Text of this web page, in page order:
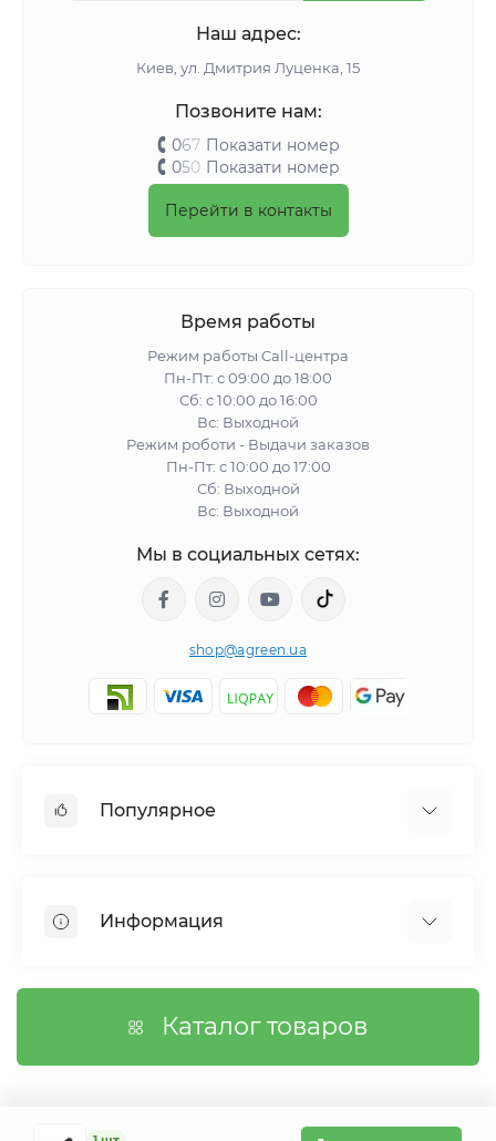
Наш адрес:
Киeв, ул. Дмитрия Луценка, 15
Позвоните нам:
067 Показати номер
050 Показати номер
Перейти в контакты
Время работы
Режим работы Call-центра
Пн-Пт: с 09:00 до 18:00
Сб: с 10:00 до 16:00
Вс: Выходной
Режим роботи - Выдачи заказов
Пн-Пт: с 10:00 до 17:00
Сб: Выходной
Вс: Выходной
Мы в социальных сетях:
shop@agreen.ua
Популярное
Сетка шпалерная
Сетка затеняющая
Информация
Связаться с нами
Каталог товаров